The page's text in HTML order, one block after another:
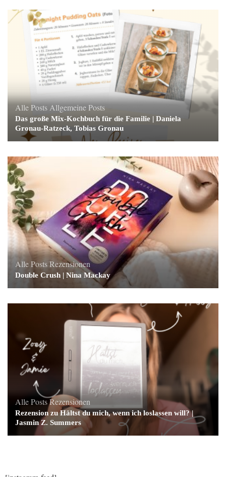
Alle Posts Allgemeine Posts
Das große Mix-Kochbuch für die Familie | Daniela
Gronau-Ratzeck, Tobias Gronau
Alle PostsRezensionen
Double Crush | Nina Mackay
Alle PostsRezensionen
Rezension zu Hältst du mich, wenn ich loslassen will? |
Jasmin Z. Summers